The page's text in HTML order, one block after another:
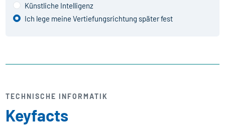
Künstliche Intelligenz
Ich lege meine Vertiefungsrichtung später fest
TECHNISCHE INFORMATIK
Keyfacts